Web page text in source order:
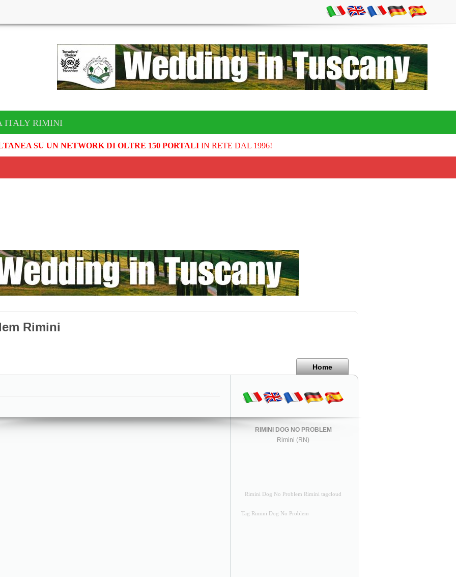
ITALY RIMINI
SU UN NETWORK DI OLTRE 150 PORTALIIN RETE DAL 1996!
Rimini
Home
RIMINI DOG NO PROBLEM
Rimini (RN)
Rimini Dog No Problem Rimini tagcloud
Tag Rimini Dog No Problem